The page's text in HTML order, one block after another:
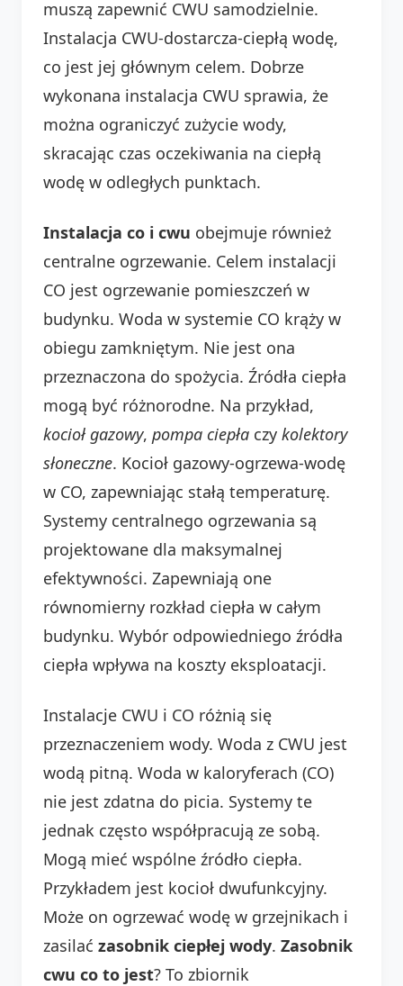
muszą zapewnić CWU samodzielnie.
Instalacja CWU-dostarcza-ciepłą wodę,
co jest jej głównym celem. Dobrze
wykonana instalacja CWU sprawia, że
można ograniczyć zużycie wody,
skracając czas oczekiwania na ciepłą
wodę w odległych punktach.
Instalacja co i cwu obejmuje również
centralne ogrzewanie. Celem instalacji
CO jest ogrzewanie pomieszczeń w
budynku. Woda w systemie CO krąży w
obiegu zamkniętym. Nie jest ona
przeznaczona do spożycia. Źródła ciepła
mogą być różnorodne. Na przykład,
kocioł gazowy, pompa ciepła czy kolektory
słoneczne. Kocioł gazowy-ogrzewa-wodę
w CO, zapewniając stałą temperaturę.
Systemy centralnego ogrzewania są
projektowane dla maksymalnej
efektywności. Zapewniają one
równomierny rozkład ciepła w całym
budynku. Wybór odpowiedniego źródła
ciepła wpływa na koszty eksploatacji.
Instalacje CWU i CO różnią się
przeznaczeniem wody. Woda z CWU jest
wodą pitną. Woda w kaloryferach (CO)
nie jest zdatna do picia. Systemy te
jednak często współpracują ze sobą.
Mogą mieć wspólne źródło ciepła.
Przykładem jest kocioł dwufunkcyjny.
Może on ogrzewać wodę w grzejnikach i
zasilać zasobnik ciepłej wody. Zasobnik
cwu co to jest? To zbiornik